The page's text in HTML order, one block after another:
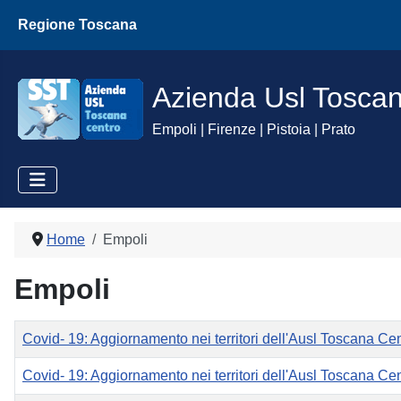
Regione Toscana
Azienda Usl
Empoli | Firenze | Pistoia | Prato
Home Empoli
Empoli
Titolo
Covid- 19: Aggiornamento nei territori dell'Ausl Toscana
Covid- 19: Aggiornamento nei territori dell'Ausl Toscana